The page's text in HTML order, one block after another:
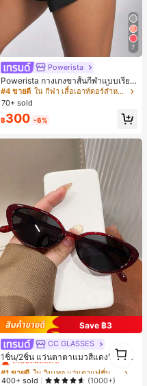
7
Powerista
Powerista กางเกงขาสั้นกีฬาแบบเรียบ
ง่าย สไตล์วันทุกวัน กางเกงขาสั้นสบาย
พร้อมเสวตเตอร์
#4 ขายดี
ใน กีฬา เสื้อเอาท์ดอร์สำหรับผู้หญิง&กางเกงกลางแจ้ง
70+ sold
฿300 -6%
Save ฿3
CC GLASSES
1ชิ้น/2ชิ้น แว่นตาตาแมวสีแดงวินเทจ
สำหรับสาวฮอต - ดีไซน์กรอบมินิมอล เ
หมาะสำหรับชายหาดในฤดูร้อน
#1 ขายดี
เกือบหมดแล้ว!
#1 ขายดี
เกือบหมดแล้ว!
#1 ขายดี
เกือบหมดแล้ว!
400+ sold (1000+)
1